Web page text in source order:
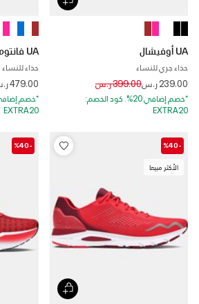
UA أوفيشال
حذاء جري للنساء
239.00 ر.س Price reduced from
399.00 ر.س to
*خصم إضافي 20%. كود الخصم:
EXTRA20
UA فانتوم 4 كروم
حذاء للنساء
479.00 ر.س
EXTRA20
-%40
الأكثر مبيعا
-%40